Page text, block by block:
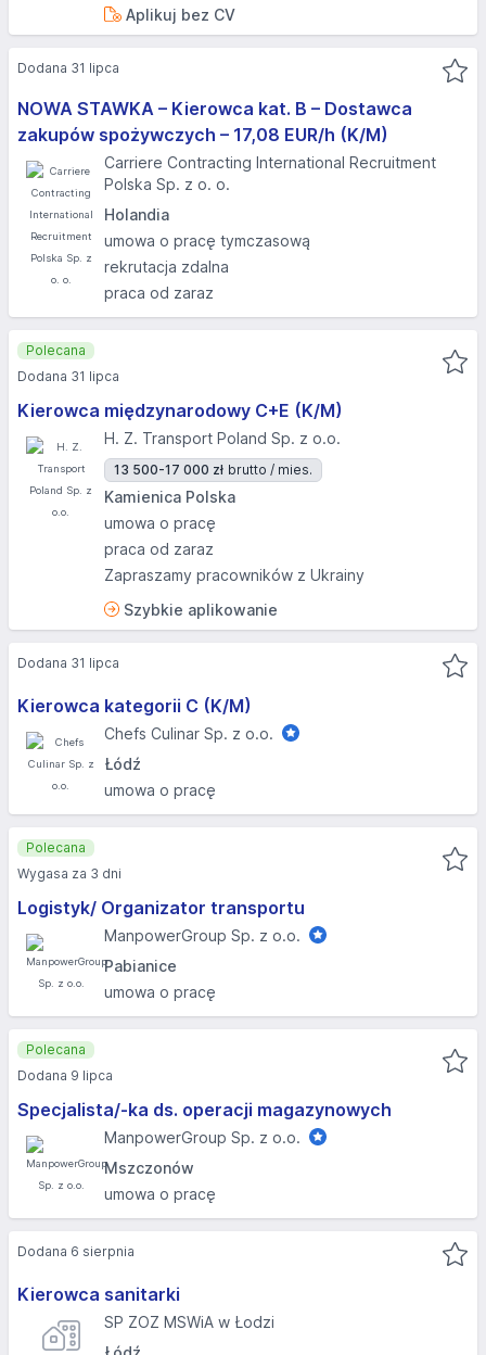
Aplikuj bez CV
NOWA STAWKA – Kierowca kat. B – Dostawca
zakupów spożywczych – 17,08 EUR/h (K/M)
Carriere Contracting International Recruitment
Polska Sp. z o. o.
Holandia
umowa o pracę tymczasową
rekrutacja zdalna
praca od zaraz
Dodana 31 lipca
Kierowca międzynarodowy C+E (K/M)
H. Z. Transport Poland Sp. z o.o.
13 500-17 000 zł brutto / mies.
Kamienica Polska
umowa o pracę
praca od zaraz
Zapraszamy pracowników z Ukrainy
Szybkie aplikowanie
Polecana
Dodana 31 lipca
Kierowca kategorii C (K/M)
Chefs Culinar Sp. z o.o.
Łódź
umowa o pracę
Dodana 31 lipca
Logistyk/ Organizator transportu
ManpowerGroup Sp. z o.o.
Pabianice
umowa o pracę
Polecana
Wygasa za 3 dni
Specjalista/-ka ds. operacji magazynowych
ManpowerGroup Sp. z o.o.
Mszczonów
umowa o pracę
Polecana
Dodana 9 lipca
Kierowca sanitarki
SP ZOZ MSWiA w Łodzi
Dodana 6 sierpnia